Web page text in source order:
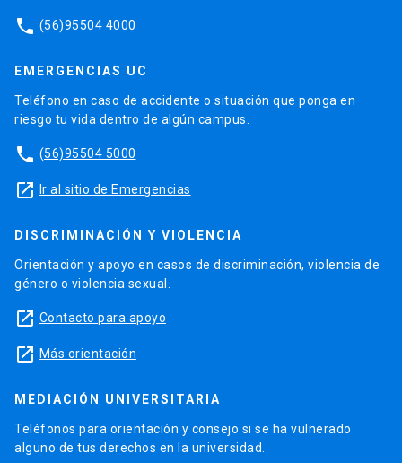
phone (56)95504 4000
EMERGENCIAS UC
Teléfono en caso de accidente o situación que ponga en
riesgo tu vida dentro de algún campus.
phone (56)95504 5000
launch Ir al sitio de Emergencias
DISCRIMINACIÓN Y VIOLENCIA
Orientación y apoyo en casos de discriminación, violencia de
género o violencia sexual.
launch Contacto para apoyo
launch Más orientación
MEDIACIÓN UNIVERSITARIA
Teléfonos para orientación y consejo si se ha vulnerado
alguno de tus derechos en la universidad.